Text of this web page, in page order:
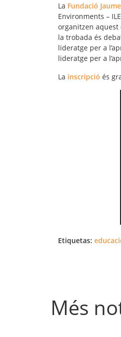
La Fundació
Environments –
organitzen aquest
la trobada és
lideratge per a
lideratge per a
La inscripció és
Etiquetas:
Més